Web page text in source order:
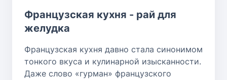
Французская кухня - рай для
желудка
Французская кухня давно стала синонимом
тонкого вкуса и кулинарной изысканности.
Даже слово «гурман» французского